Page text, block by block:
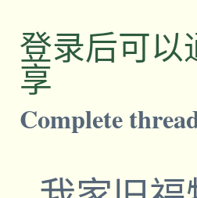
登录后可以
享
Complete